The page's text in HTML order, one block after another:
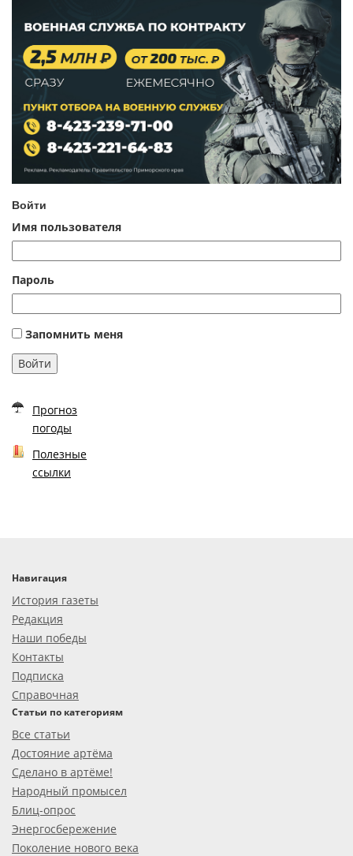
Войти
Имя пользователя
Пароль
Запомнить меня
Войти
Прогноз
погоды
Полезные
ссылки
Навигация
История газеты
Редакция
Наши победы
Контакты
Подписка
Справочная
Статьи по категориям
Все статьи
Достояние артёма
Сделано в артёме!
Народный промысел
Блиц-опрос
Энергосбережение
Поколение нового века